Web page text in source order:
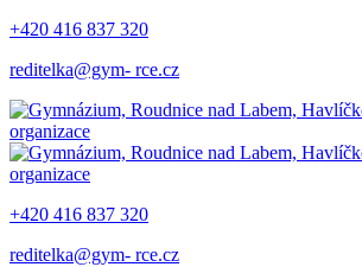
+420 416 837 320
reditelka@gym- rce.cz
+420 416 837 320
reditelka@gym- rce.cz